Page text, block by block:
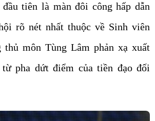
tiên là màn đôi công hấp dẫn
rõ nét nhất thuộc về Sinh viên
thủ môn Tùng Lâm phản xạ xuất
pha dứt điểm của tiền đạo đối